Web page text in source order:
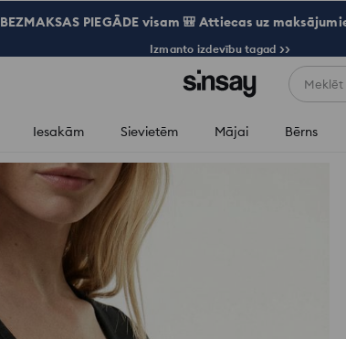
BEZMAKSAS PIEGĀDE visam 🎒 Attiecas uz
Izmanto izdevību tagad >>
Meklēt
Iesakām Sievietēm Mājai Bērns